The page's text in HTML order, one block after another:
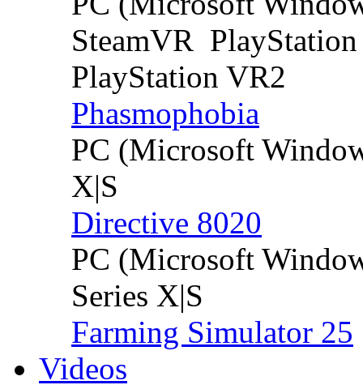
SteamVR
PlayStation VR2
Phasmophobia
PC (Microsoft
X|S
Directive 8020
PC (Microsoft
Series X|S
Farming Simulator 25
Videos